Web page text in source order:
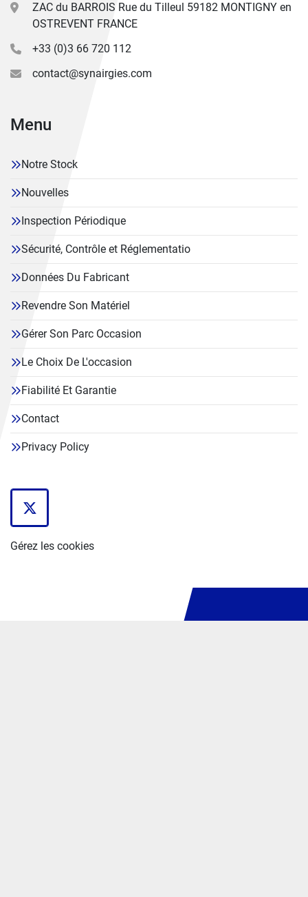
ZAC du BARROIS Rue du Tilleul 59182 MONTIGNY en
OSTREVENT FRANCE
+33 (0)3 66 720 112
contact@synairgies.com
Menu
Notre Stock
Nouvelles
Inspection Périodique
Sécurité, Contrôle et Réglementatio
Données Du Fabricant
Revendre Son Matériel
Gérer Son Parc Occasion
Le Choix De L'occasion
Fiabilité Et Garantie
Contact
Privacy Policy
twitter
Gérez les cookies